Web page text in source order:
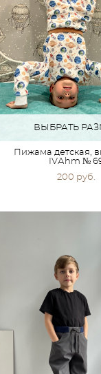
ВЫБРАТЬ
Пижама детская,
IVАhm №
200 pуб.